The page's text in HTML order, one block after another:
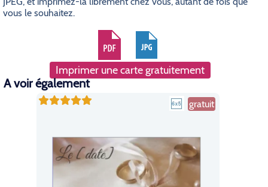
vous le souhaitez.
Imprimer une carte gratuitement
A voir également
gratuit